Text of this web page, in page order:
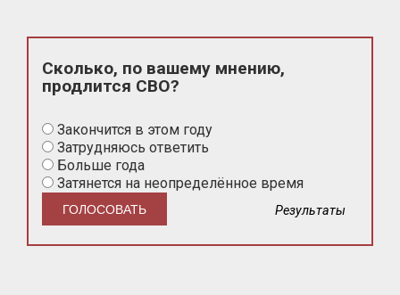
Сколько, по вашему мнению,
продлится СВО?
Закончится в этом году
Затрудняюсь ответить
Больше года
Затянется на неопределённое время
Результаты